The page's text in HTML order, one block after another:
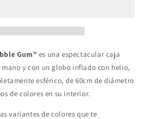
Gum" es una espectacular caja
mano y con un globo inflado con helio,
esférico, de 60cm de diámetro
de colores en su interior.
variantes de colores que te